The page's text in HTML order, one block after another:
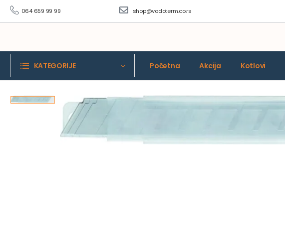
064 659 99 99 shop@vodoterm.co.rs
KATEGORIJE Početna Akcija Kotlovi